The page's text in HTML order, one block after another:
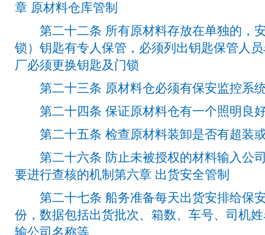
章 原材料仓库管制
第二十二条 所有原材料存放在单独的，
锁）钥匙有专人保管，必须列出钥匙保管人
厂必须更换钥匙及门锁
第二十三条 原材料仓必须有保安监控系
第二十四条 保证原材料仓有一个照明良
第二十五条 检查原材料装卸是否有超装
第二十六条 防止未被授权的材料输入公
要进行查核的机制第六章 出货安全管制
第二十七条 船务准备每天出货安排给保
份，数据包括出货批次、箱数、车号、司机
输公司名称等。